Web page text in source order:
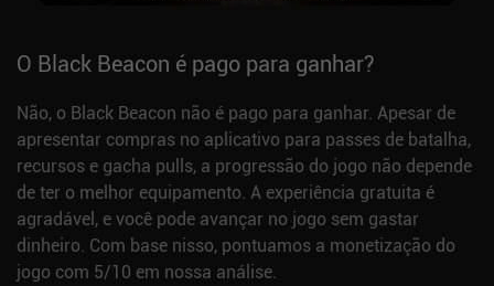
O Black Beacon é pago para ganhar?
Não, o Black Beacon não é pago para ganhar. Apesar de
apresentar compras no aplicativo para passes de batalha,
recursos e gacha pulls, a progressão do jogo não depende
de ter o melhor equipamento. A experiência gratuita é
agradável, e você pode avançar no jogo sem gastar
dinheiro. Com base nisso, pontuamos a monetização do
jogo com 5/10 em nossa análise.